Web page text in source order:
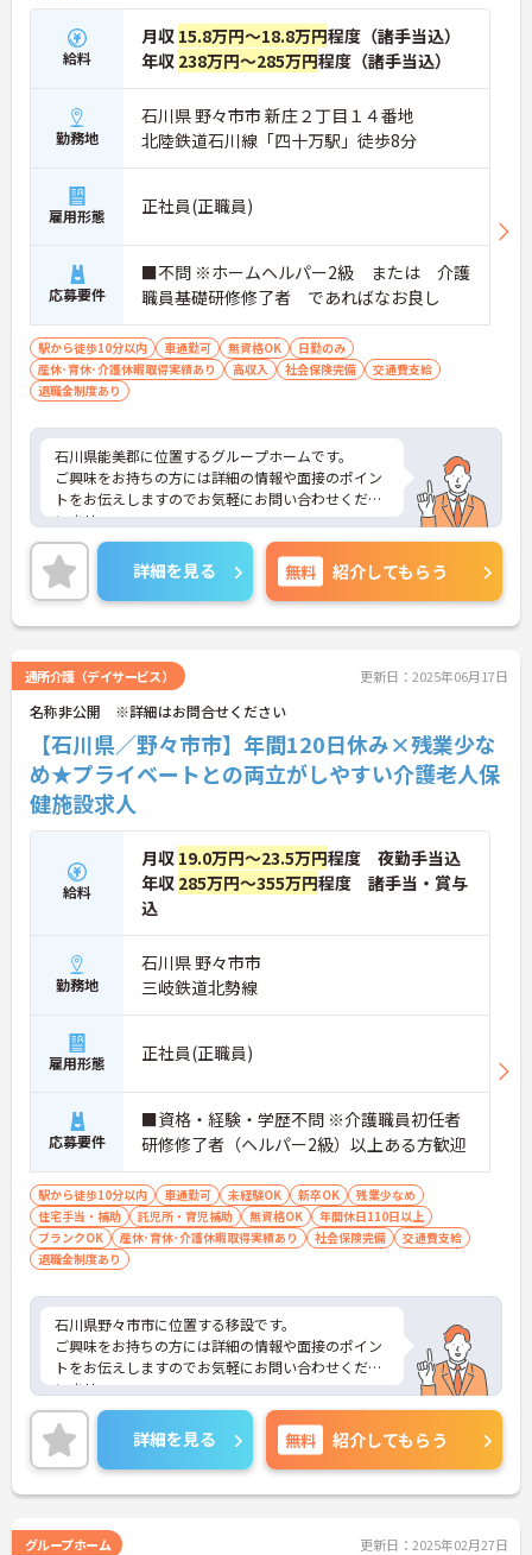
給料
月収 15.8万円～18.8万円程度（諸手当込）
年収 238万円～285万円程度（諸手当込）
勤務地
石川県 野々市市 新庄２丁目１４番地
北陸鉄道石川線「四十万駅」徒歩8分
雇用形態 正社員(正職員)
応募要件
■不問 ※ホームヘルパー2級 または 介護
職員基礎研修修了者 であればなお良し
駅から徒歩10分以内 車通勤可 無資格OK
日勤のみ
産休･育休･介護休暇取得実績あり
高収入 社会保険完備
交通費支給
退職金制度あり
石川県能美郡に位置するグループホームです。
ご興味をお持ちの方には詳細の情報や面接のポイン
トをお伝えしますのでお気軽にお問い合わせくださ
いませ。
詳細を見る 無料 紹介してもらう
通所介護（デイサービス） 更新日：2025年06月17日
名称非公開 ※詳細はお問合せください
【石川県／野々市市】年間120日休み×残業少な
め★プライベートとの両立がしやすい介護老人保
健施設求人
給料
月収 19.0万円～23.5万円程度 夜勤手当込
年収 285万円～355万円程度 諸手当・賞与
込
勤務地
石川県 野々市市
三岐鉄道北勢線
雇用形態 正社員(正職員)
応募要件
■資格・経験・学歴不問 ※介護職員初任者
研修修了者（ヘルパー2級）以上ある方歓迎
駅から徒歩10分以内 車通勤可 未経験OK 新卒OK
残業少なめ
住宅手当・補助
託児所・育児補助 無資格OK
年間休日110日以上
ブランクOK
産休･育休･介護休暇取得実績あり 社会保険完備
交通費支給
退職金制度あり
石川県野々市市に位置する移設です。
ご興味をお持ちの方には詳細の情報や面接のポイン
トをお伝えしますのでお気軽にお問い合わせくださ
いませ。
詳細を見る 無料 紹介してもらう
グループホーム 更新日：2025年02月27日